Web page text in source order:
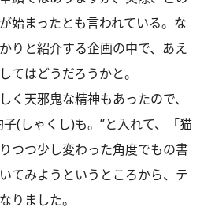
始まったとも言われている。な
りと紹介する企画の中で、あえ
てはどうだろうかと。
天邪鬼な精神もあったので、
(しゃくし)も。”と入れて、「猫
つつ少し変わった角度でもの書
てみようというところから、テ
りました。